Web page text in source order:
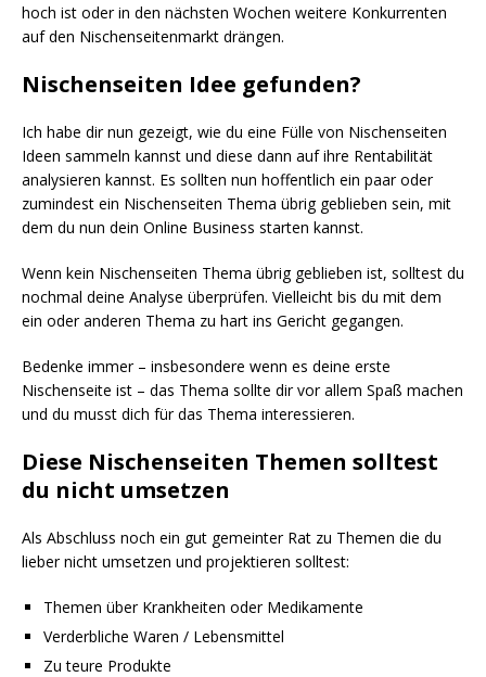
hoch ist oder in den nächsten Wochen weitere Konkurrenten
auf den Nischenseitenmarkt drängen.
Nischenseiten Idee gefunden?
Ich habe dir nun gezeigt, wie du eine Fülle von Nischenseiten
Ideen sammeln kannst und diese dann auf ihre Rentabilität
analysieren kannst. Es sollten nun hoffentlich ein paar oder
zumindest ein Nischenseiten Thema übrig geblieben sein, mit
dem du nun dein Online Business starten kannst.
Wenn kein Nischenseiten Thema übrig geblieben ist, solltest du
nochmal deine Analyse überprüfen. Vielleicht bis du mit dem
ein oder anderen Thema zu hart ins Gericht gegangen.
Bedenke immer – insbesondere wenn es deine erste
Nischenseite ist – das Thema sollte dir vor allem Spaß machen
und du musst dich für das Thema interessieren.
Diese Nischenseiten Themen solltest
du nicht umsetzen
Als Abschluss noch ein gut gemeinter Rat zu Themen die du
lieber nicht umsetzen und projektieren solltest:
Themen über Krankheiten oder Medikamente
Verderbliche Waren / Lebensmittel
Zu teure Produkte